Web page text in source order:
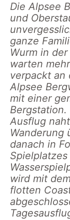
Die Alpsee
und
ganze
Wurm in
warten
verpackt an
Alpsee
mit einer
Ausflug
Wanderung
danach in
wird mit
flotten